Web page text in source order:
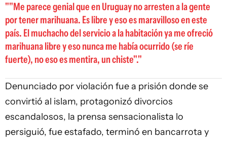
"Me parece genial que en Uruguay no arresten a la gente
por tener marihuana. Es libre y eso es maravilloso en este
país. El muchacho del servicio a la habitación ya me ofreció
marihuana libre y eso nunca me había ocurrido (se ríe
fuerte), no eso es mentira, un chiste".
Denunciado por violación fue a prisión donde se
convirtió al islam, protagonizó divorcios
escandalosos, la prensa sensacionalista lo
persiguió, fue estafado, terminó en bancarrota y